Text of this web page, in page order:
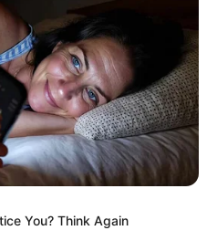
You? Think Again